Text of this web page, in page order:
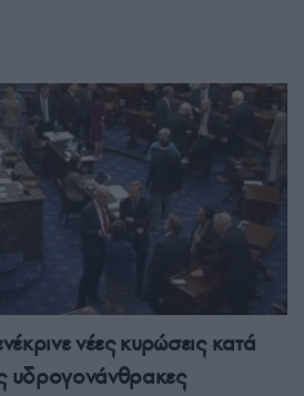
νέες κυρώσεις κατά
υδρογονάνθρακες